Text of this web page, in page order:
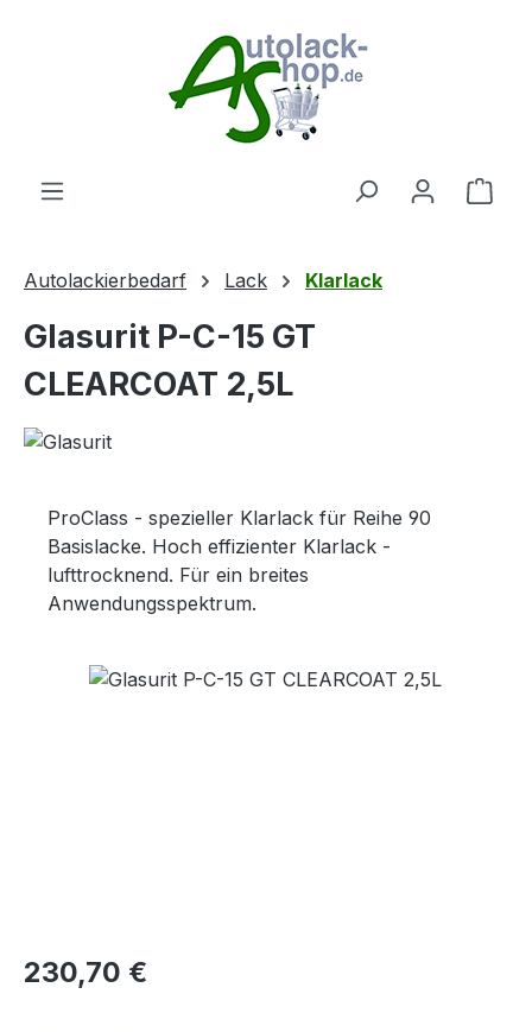
Autolackierbedarf Lack Klarlack
Glasurit P-C-15 GT
CLEARCOAT 2,5L
ProClass - spezieller Klarlack für Reihe 90
Basislacke. Hoch effizienter Klarlack -
lufttrocknend. Für ein breites
Anwendungsspektrum.
Bildergalerie überspringen
Regulärer Preis:
230,70 €